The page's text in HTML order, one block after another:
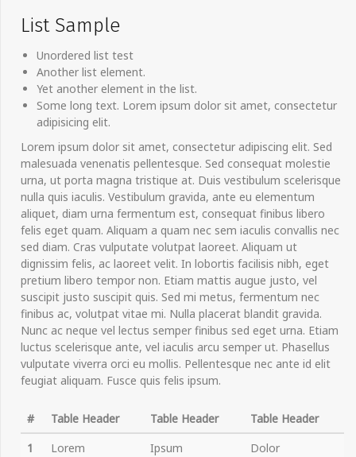
List Sample
Unordered list test
Another list element.
Yet another element in the list.
Some long text. Lorem ipsum dolor sit amet, consectetur
adipisicing elit.
Lorem ipsum dolor sit amet, consectetur adipiscing elit. Sed
malesuada venenatis pellentesque. Sed consequat molestie
urna, ut porta magna tristique at. Duis vestibulum scelerisque
nulla quis iaculis. Vestibulum gravida, ante eu elementum
aliquet, diam urna fermentum est, consequat finibus libero
felis eget quam. Aliquam a quam nec sem iaculis convallis nec
sed diam. Cras vulputate volutpat laoreet. Aliquam ut
dignissim felis, ac laoreet velit. In lobortis facilisis nibh, eget
pretium libero tempor non. Etiam mattis augue justo, vel
suscipit justo suscipit quis. Sed mi metus, fermentum nec
finibus ac, volutpat vitae mi. Nulla placerat blandit gravida.
Nunc ac neque vel lectus semper finibus sed eget urna. Etiam
luctus scelerisque ante, vel iaculis arcu semper ut. Phasellus
vulputate viverra orci eu mollis. Pellentesque nec ante id elit
feugiat aliquam. Fusce quis felis ipsum.
# Table Header Table Header
Table Header
1
Lorem Ipsum
Dolor